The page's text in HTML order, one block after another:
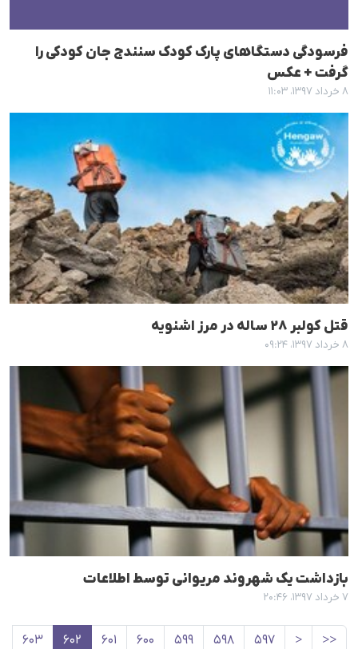
فرسودگی دستگاهای پارک کودک سنندج جان کودکی را
گرفت + عکس
۸ خرداد ۱۳۹۷، ۱۱:۰۳
قتل کولبر ٢٨ سالە در مرز اشنویە
۸ خرداد ۱۳۹۷، ۰۹:۲۴
بازداشت یک شهروند مریوانی توسط اطلاعات
۷ خرداد ۱۳۹۷، ۲۰:۴۶
<<
< ۵۹۷ ۵۹۸ ۵۹۹ ۶۰۰ ۶۰۱ ۶۰۲
۶۰۳